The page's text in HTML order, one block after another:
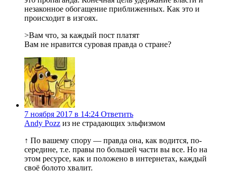
незаконное обогащение приближенных. Как это и
происходит в изгоях.
>Вам что, за каждый пост платят
Вам не нравится суровая правда о стране?
7 ноября 2017 в 14:24 Ответить
Andy Pozz из не страдающих эльфизмом
↑ По вашему спору — правда она, как водится, по-
середине, т.е. правы по большей части вы все. Но на
этом ресурсе, как и положено в интернетах, каждый
своё болото хвалит.